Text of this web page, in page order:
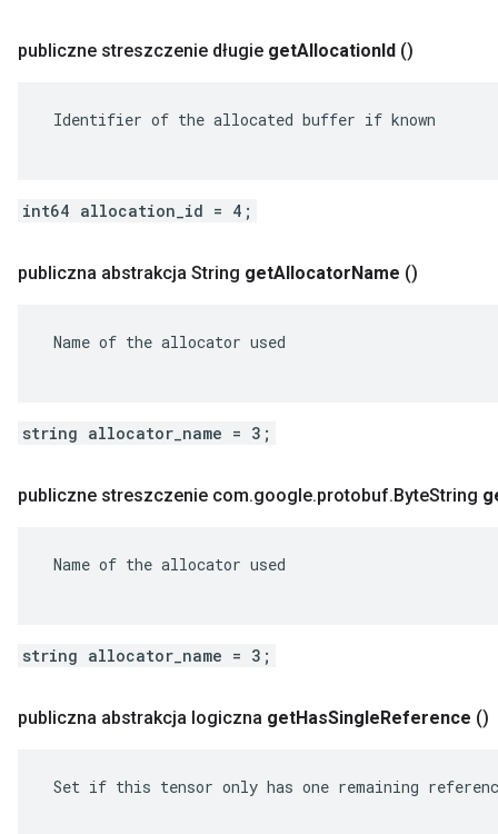
publiczne streszczenie długie getAllocationId ()
Identifier of the allocated buffer if known
int64 allocation_id = 4;
publiczna abstrakcja String getAllocatorName ()
Name of the allocator used
string allocator_name = 3;
publiczne streszczenie com.google.protobuf.ByteString
Name of the allocator used
string allocator_name = 3;
publiczna abstrakcja logiczna getHasSingleReference ()
Set if this tensor only has one remaining